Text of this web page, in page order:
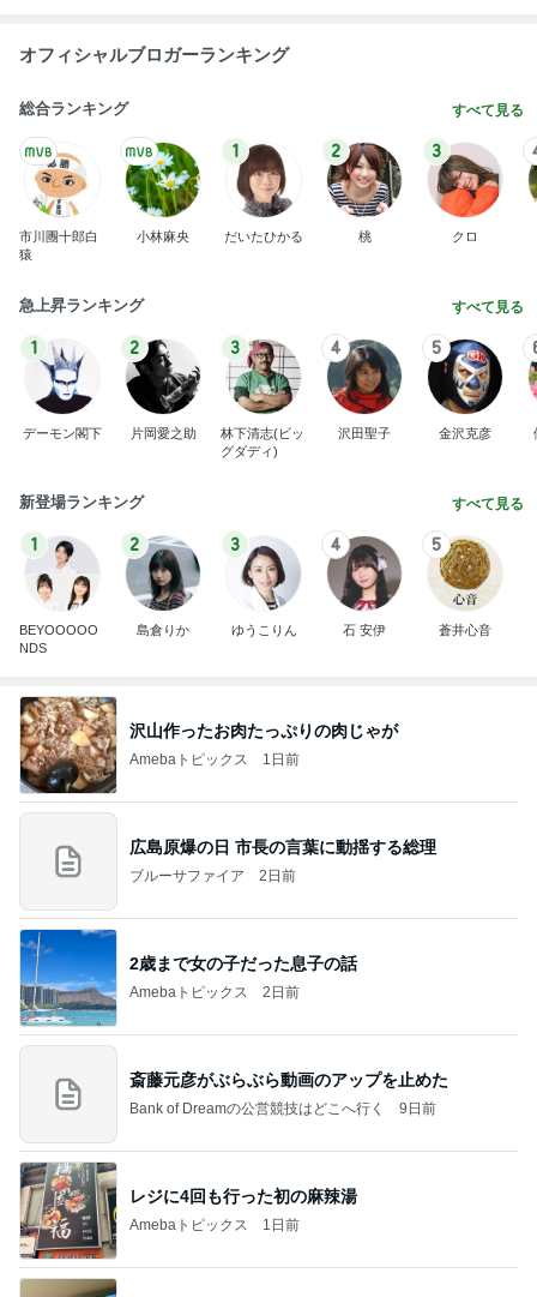
オフィシャルブロガーランキング
総合ランキング すべて見る
市川團十郎白
猿
小林麻央
1
だいたひかる
2
桃
3
クロ
急上昇ランキング すべて見る
1
デーモン閣下
2
片岡愛之助
3
林下清志(ビッ
グダディ)
4
沢田聖子
5
金沢克彦
新登場ランキング すべて見る
1
BEYOOOOO
NDS
2
島倉りか
3
ゆうこりん
4
石 安伊
5
蒼井心音
沢山作ったお肉たっぷりの肉じゃが
Amebaトピックス 1日前
広島原爆の日 市長の言葉に動揺する総理
ブルーサファイア 2日前
2歳まで女の子だった息子の話
Amebaトピックス 2日前
斎藤元彦がぶらぶら動画のアップを止めた
Bank of Dreamの公営競技はどこへ行く 9日前
レジに4回も行った初の麻辣湯
Amebaトピックス 1日前